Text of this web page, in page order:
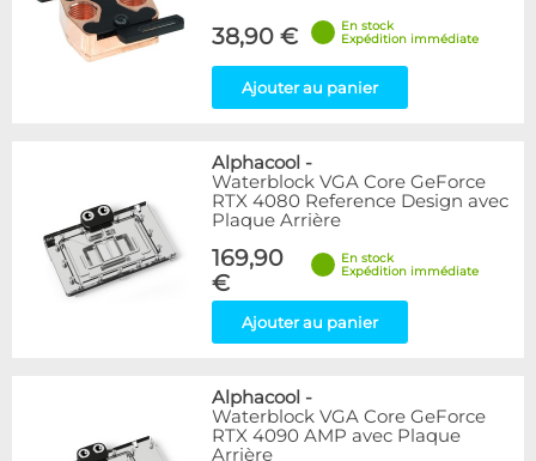
38,90 €
En stock
Expédition immédiate
Ajouter au panier
Alphacool -
Waterblock VGA Core GeForce
RTX 4080 Reference Design avec
Plaque Arrière
169,90
€
En stock
Expédition immédiate
Ajouter au panier
Alphacool -
Waterblock VGA Core GeForce
RTX 4090 AMP avec Plaque
Arrière